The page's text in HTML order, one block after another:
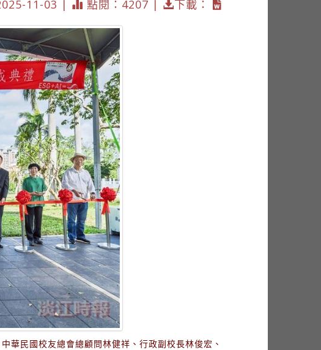
11-03 | 點閱：4207 | 下載：
華民國校友總會總顧問林健祥、行政副校長林俊宏、